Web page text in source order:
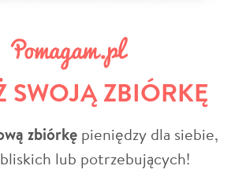
SWOJĄ ZBIÓRKĘ
zbiórkę pieniędzy dla siebie,
lub potrzebujących!